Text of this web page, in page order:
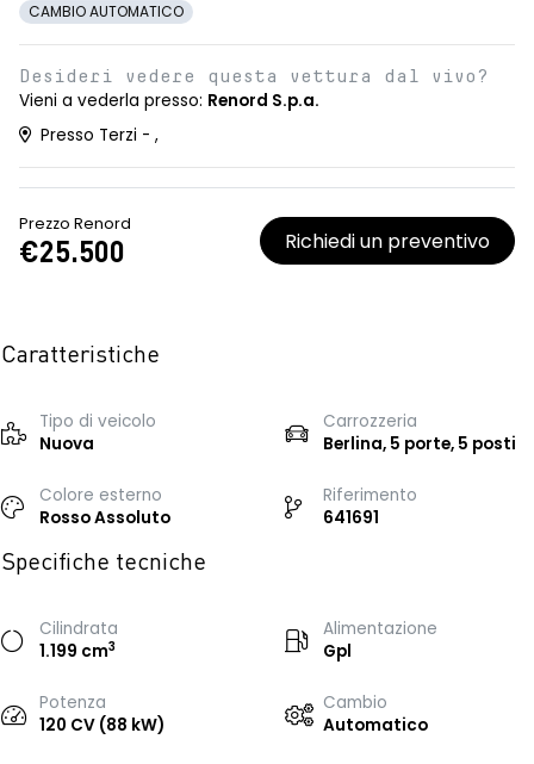
CAMBIO AUTOMATICO
Desideri vedere questa vettura dal vivo?
Vieni a vederla presso: Renord S.p.a.
Presso Terzi - ,
Prezzo Renord
€25.500 Richiedi un preventivo
Caratteristiche
Tipo di veicolo
Nuova
Carrozzeria
Berlina, 5 porte, 5 posti
Colore esterno
Rosso Assoluto
Riferimento
641691
Specifiche tecniche
Cilindrata
1.199 cm3
Alimentazione
Gpl
Potenza
120 CV (88 kW)
Cambio
Automatico